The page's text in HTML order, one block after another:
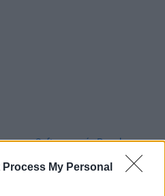
Process My Personal
Software más Populares »